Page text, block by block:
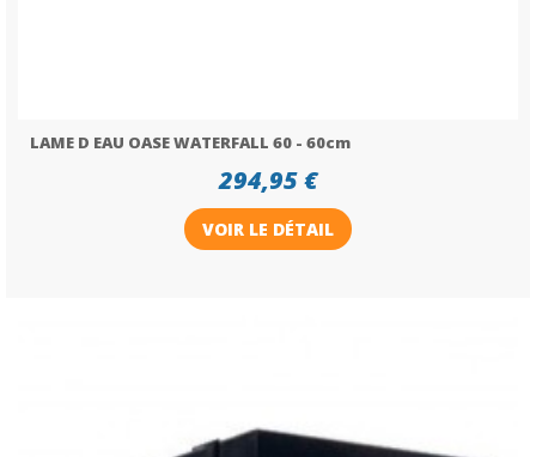
LAME D EAU OASE WATERFALL 60 - 60cm
294,95 €
VOIR LE DÉTAIL